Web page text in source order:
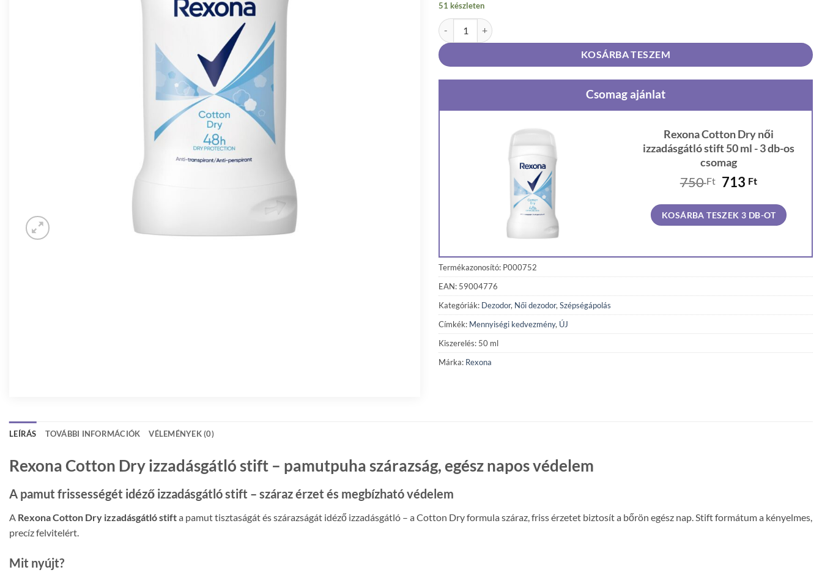
51 készleten
Rexona Cotton Dry női izzadásgátló stift 50 ml mennyiség
KOSÁRBA TESZEM
Csomag ajánlat
Rexona Cotton Dry női
izzadásgátló stift 50 ml - 3 db-os
csomag
750Ft Original
was:
750 Ft.
713 FtCurrent
is:
713 Ft.
KOSÁRBA TESZEK 3 DB-OT
Termékazonosító: P000752
EAN: 59004776
Kategóriák: Dezodor, Női dezodor, Szépségápolás
Címkék: Mennyiségi kedvezmény, ÚJ
Kiszerelés: 50 ml
Márka: Rexona
LEÍRÁS TOVÁBBI INFORMÁCIÓK VÉLEMÉNYEK (0)
Rexona Cotton Dry izzadásgátló stift – pamutpuha szárazság, egész napos védelem
A pamut frissességét idéző izzadásgátló stift – száraz érzet és megbízható védelem
A Rexona Cotton Dry izzadásgátló stifta pamut tisztaságát és szárazságát idéző izzadásgátló – a Cotton Dry formula száraz, friss érzetet biztosít a bőrön egész nap. Stift formátum a kényelmes,
precíz felvitelért.
Mit nyújt?